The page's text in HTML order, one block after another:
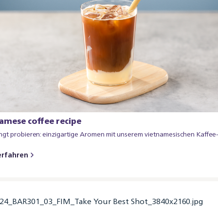
coffee recipe
probieren: einzigartige Aromen mit unserem vietnamesischen